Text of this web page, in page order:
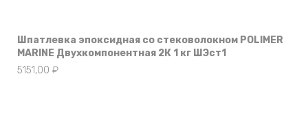
Шпатлевка эпоксидная со стековолокном POLIMER
MARINE Двухкомпонентная 2К 1 кг ШЭст1
5151,00 ₽